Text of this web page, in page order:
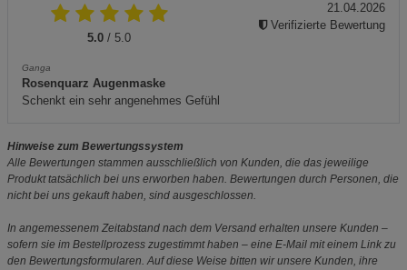
5.0 / 5.0
Ganga
Rosenquarz Augenmaske
Schenkt ein sehr angenehmes Gefühl
21.04.2026
Verifizierte Bewertung
Hinweise zum Bewertungssystem
Alle Bewertungen stammen ausschließlich von Kunden, die das jeweilige
Produkt tatsächlich bei uns erworben haben. Bewertungen durch Personen, die
nicht bei uns gekauft haben, sind ausgeschlossen.
In angemessenem Zeitabstand nach dem Versand erhalten unsere Kunden –
sofern sie im Bestellprozess zugestimmt haben – eine E-Mail mit einem Link zu
den Bewertungsformularen. Auf diese Weise bitten wir unsere Kunden, ihre